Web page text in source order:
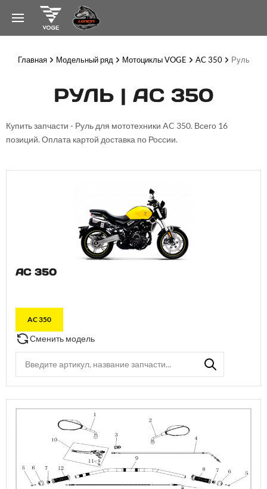
Главная Модельный ряд Мотоциклы VOGE AC 350 Руль
РУЛЬ | AC 350
Купить запчасти - Руль для мототехники AC 350. Всего 16
позиций. Оплата картой доставка по России.
AC 350
AC 350
Сменить модель